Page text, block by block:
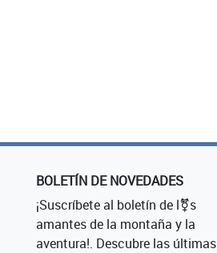
BOLETÍN DE NOVEDADES
¡Suscríbete al boletín de l⚧s
amantes de la montaña y la
aventura!. Descubre las últimas